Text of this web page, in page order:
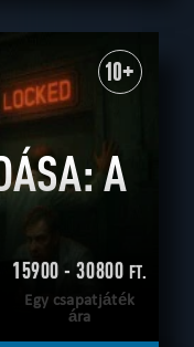
10+
A
15900 - 30800 FT.
Egy csapatjáték
ára